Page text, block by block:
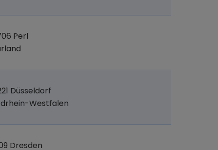
Perl
Düsseldorf
Westfalen
Dresden